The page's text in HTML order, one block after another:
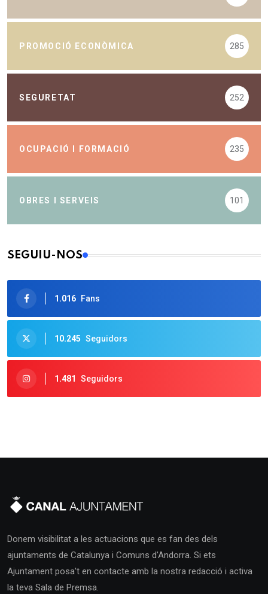
PROMOCIÓ ECONÒMICA 285
SEGURETAT 252
OCUPACIÓ I FORMACIÓ 235
OBRES I SERVEIS 101
SEGUIU-NOS
1.016 Fans
10.245 Seguidors
1.481 Seguidors
Donem visibilitat a les actuacions que es fan des dels
ajuntaments de Catalunya i Comuns d'Andorra. Si ets
Ajuntament posa't en contacte amb la nostra redacció i activa
la teva Sala de Premsa.